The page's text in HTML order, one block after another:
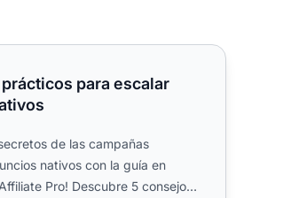
para escalar anuncios nativos
para escalar
de las campañas
nativos con la guía en
Pro! Descubre 5 consejos